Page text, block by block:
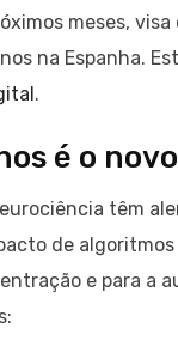
meses,
na Espanha.
.
é o
têm
de
e para a